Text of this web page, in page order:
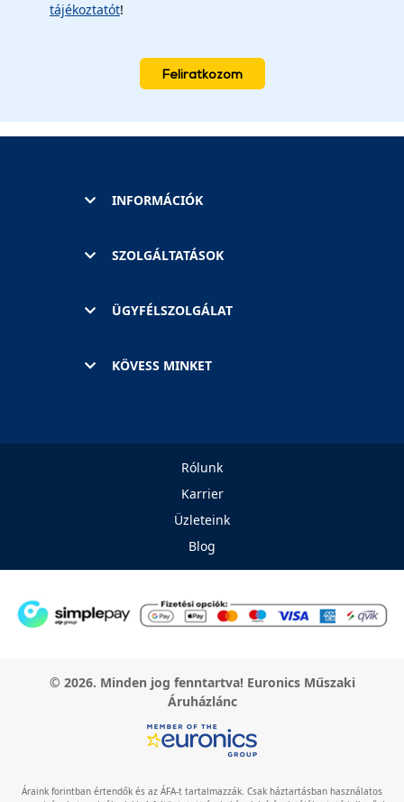
tájékoztatót!
Feliratkozom
INFORMÁCIÓK
SZOLGÁLTATÁSOK
ÜGYFÉLSZOLGÁLAT
KÖVESS MINKET
Rólunk
Karrier
Üzleteink
Blog
© 2026. Minden jog fenntartva! Euronics Műszaki
Áruházlánc
Áraink forintban értendők és az ÁFA-t tartalmazzák. Csak háztartásban használatos